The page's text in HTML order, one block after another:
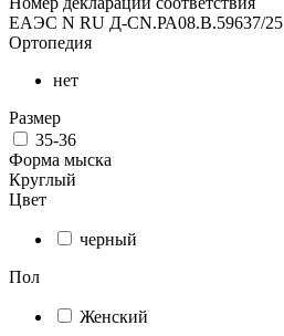
ЕАЭС N RU Д-CN.РА08.В.59637/25
Ортопедия
нет
Размер
35-36
Форма мыска
Круглый
Цвет
черный
Пол
Женский